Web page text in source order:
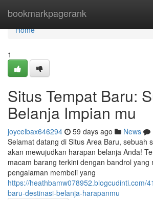
bookmarkpagerank
Home
Home
1
Situs Tempat Baru:
Belanja Impian mu
joycelbax646294 59 days ago News
Selamat datang di Situs Area Baru, sebuah
akan mewujudkan harapan belanja Anda!
macam barang terkini dengan bandrol yang
pengalaman membeli yang
https://heathbamw078952.blogcudinti.com/
baru-destinasi-belanja-harapanmu